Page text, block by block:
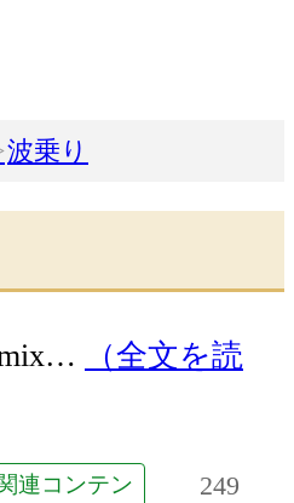
波乗り
mix…
（全文を読
連コンテン
249